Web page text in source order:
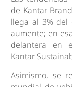
de Kantar
llega al 3% del
aumente; en
delantera en
Kantar
Asimismo, se